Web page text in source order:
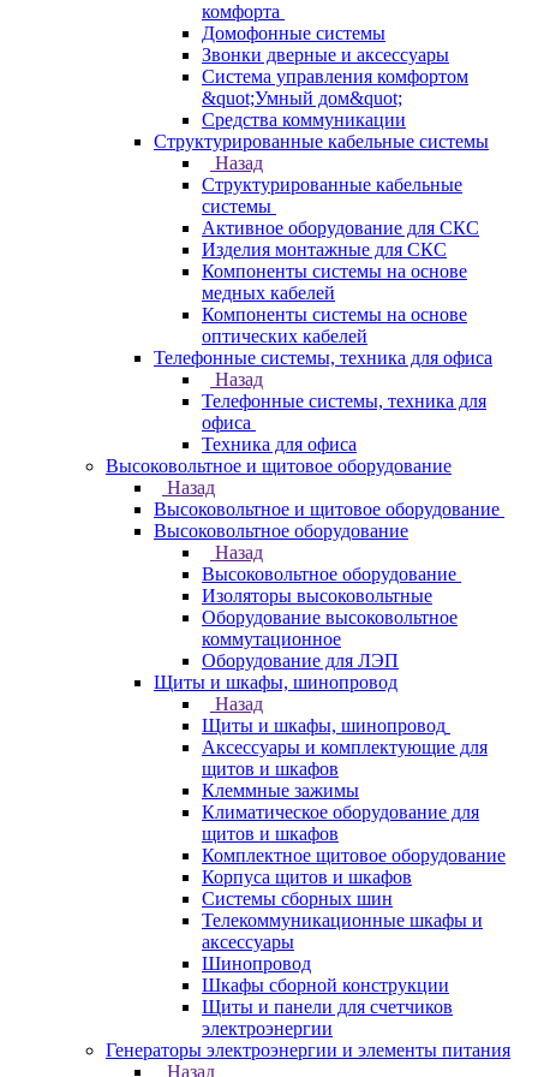
комфорта
Домофонные системы
Звонки дверные и аксессуары
Система управления комфортом
&quot;Умный дом&quot;
Средства коммуникации
Структурированные кабельные системы
Назад
Структурированные кабельные
системы
Активное оборудование для СКС
Изделия монтажные для СКС
Компоненты системы на основе
медных кабелей
Компоненты системы на основе
оптических кабелей
Телефонные системы, техника для офиса
Назад
Телефонные системы, техника для
офиса
Техника для офиса
Высоковольтное и щитовое оборудование
Назад
Высоковольтное и щитовое оборудование
Высоковольтное оборудование
Назад
Высоковольтное оборудование
Изоляторы высоковольтные
Оборудование высоковольтное
коммутационное
Оборудование для ЛЭП
Щиты и шкафы, шинопровод
Назад
Щиты и шкафы, шинопровод
Аксессуары и комплектующие для
щитов и шкафов
Клеммные зажимы
Климатическое оборудование для
щитов и шкафов
Комплектное щитовое оборудование
Корпуса щитов и шкафов
Системы сборных шин
Телекоммуникационные шкафы и
аксессуары
Шинопровод
Шкафы сборной конструкции
Щиты и панели для счетчиков
электроэнергии
Генераторы электроэнергии и элементы питания
Назад